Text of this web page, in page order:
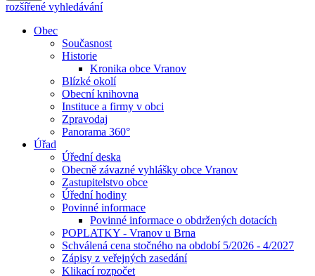
rozšířené vyhledávání
Obec
Současnost
Historie
Kronika obce Vranov
Blízké okolí
Obecní knihovna
Instituce a firmy v obci
Zpravodaj
Panorama 360°
Úřad
Úřední deska
Obecně závazné vyhlášky obce Vranov
Zastupitelstvo obce
Úřední hodiny
Povinné informace
Povinné informace o obdržených dotacích
POPLATKY - Vranov u Brna
Schválená cena stočného na období 5/2026 - 4/2027
Zápisy z veřejných zasedání
Klikací rozpočet